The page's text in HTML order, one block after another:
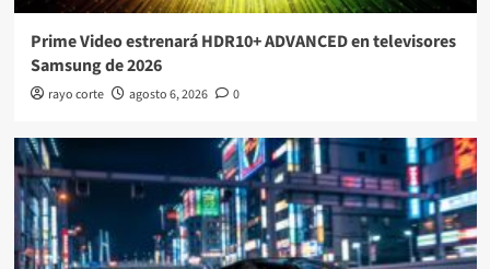
Prime Video estrenará HDR10+ ADVANCED en televisores
Samsung de 2026
rayo corte agosto 6, 2026 0